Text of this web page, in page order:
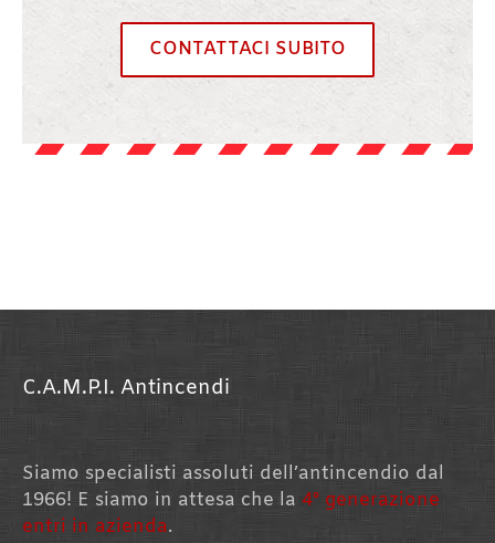
CONTATTACI SUBITO
C.A.M.P.I. Antincendi
Siamo specialisti assoluti dell’antincendio dal
1966! E siamo in attesa che la 4° generazione
entri in azienda.